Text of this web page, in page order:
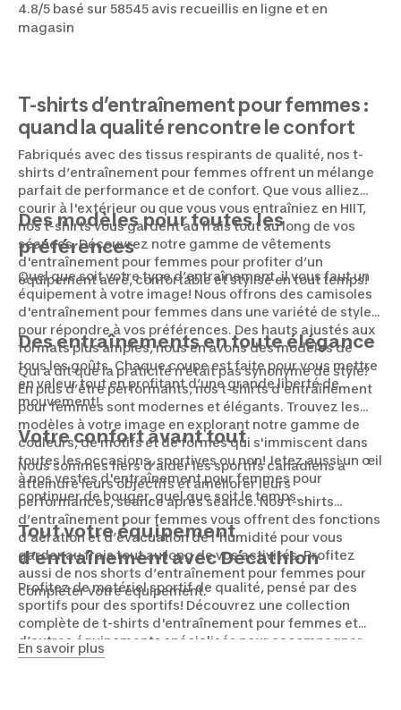
4.8/5 basé sur 58545 avis recueillis en ligne et en
magasin
T-shirts d’entraînement pour femmes :
quand la qualité rencontre le confort
Fabriqués avec des tissus respirants de qualité, nos t-
shirts d’entraînement pour femmes offrent un mélange
parfait de performance et de confort. Que vous alliez
courir à l'extérieur ou que vous vous entraîniez en HIIT,
nos t-shirts vous gardent au frais tout au long de vos
séances. Découvrez notre gamme de vêtements
d'entraînement pour femmes pour profiter d’un
équipement aéré, confortable et stylisé en tout temps!
Des modèles pour toutes les
préférences
Quel que soit votre type d’entraînement, il vous faut un
équipement à votre image! Nous offrons des camisoles
d'entraînement pour femmes dans une variété de styles
pour répondre à vos préférences. Des hauts ajustés aux
formats plus amples, nous en avons des modèles de
tous les goûts. Chaque coupe est faite pour vous mettre
en valeur tout en profitant d’une grande liberté de
mouvement!
Des entraînements en toute élégance
Qui a dit que la praticité n'était pas synonyme de style?
En plus d’être performants, nos t-shirts d'entraînement
pour femmes sont modernes et élégants. Trouvez les
modèles à votre image en explorant notre gamme de
couleurs, de motifs et de formes qui s'immiscent dans
toutes les occasions, sportives ou non! Jetez aussi un œil
à nos vestes d'entraînement pour femmes pour
continuer de bouger, quel que soit le temps.
Votre confort avant tout
Nous sommes fiers d’aider les sportifs canadiens à
atteindre leurs objectifs et améliorer leurs
performances, séance après séance. Nos t-shirts
d’entraînement pour femmes vous offrent des fonctions
d’aération et d’évacuation de l’humidité pour vous
garder au frais tout au long de vos activités. Profitez
aussi de nos shorts d’entraînement pour femmes pour
compléter votre équipement.
Tout votre équipement
d’entraînement avec Décathlon
Profitez de matériel sportif de qualité, pensé par des
sportifs pour des sportifs! Découvrez une collection
complète de t-shirts d'entraînement pour femmes et
d’autres équipements spécialisés pour accompagner
votre vie active. Parce que vous méritez le meilleur, nos
En savoir plus